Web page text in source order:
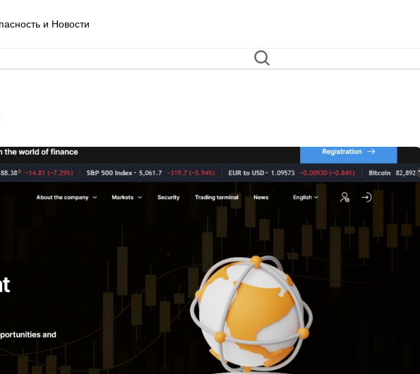
и Новости